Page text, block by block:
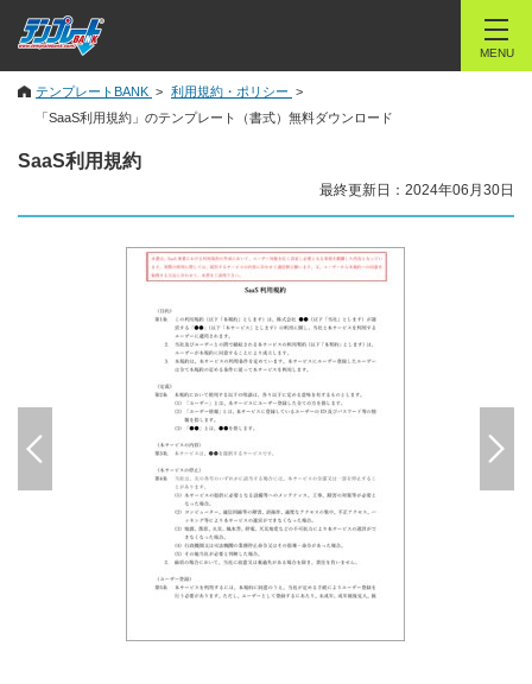
MENU
テンプレートBANK
利用規約・ポリシー
「SaaS利用規約」のテンプレート（書式）無料ダウンロード
SaaS利用規約
最終更新日：2024年06月30日